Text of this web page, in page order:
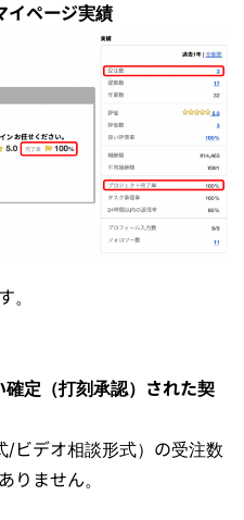
ページ実績
。
確定（打刻承認）された契
/ビデオ相談形式）の受注数
りません。